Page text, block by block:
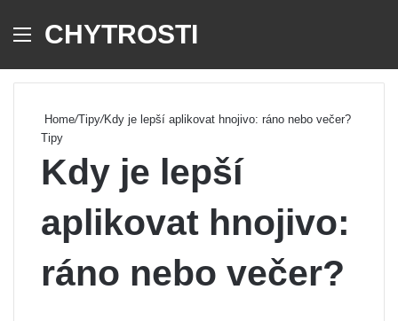
Menu
CHYTROSTI
Home/Tipy/Kdy je lepší aplikovat hnojivo: ráno nebo večer?
Tipy
Kdy je lepší
aplikovat hnojivo:
ráno nebo večer?